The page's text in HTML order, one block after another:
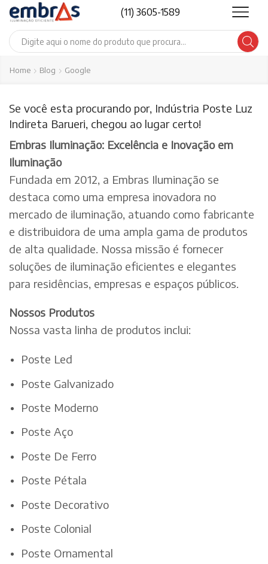
(11) 3605-1589
Search
Home Blog Google
Se você esta procurando por, Indústria Poste Luz
Indireta Barueri, chegou ao lugar certo!
Embras Iluminação: Excelência e Inovação em
Iluminação
Fundada em 2012, a Embras Iluminação se
destaca como uma empresa inovadora no
mercado de iluminação, atuando como fabricante
e distribuidora de uma ampla gama de produtos
de alta qualidade. Nossa missão é fornecer
soluções de iluminação eficientes e elegantes
para residências, empresas e espaços públicos.
Nossos Produtos
Nossa vasta linha de produtos inclui:
Poste Led
Poste Galvanizado
Poste Moderno
Poste Aço
Poste De Ferro
Poste Pétala
Poste Decorativo
Poste Colonial
Poste Ornamental